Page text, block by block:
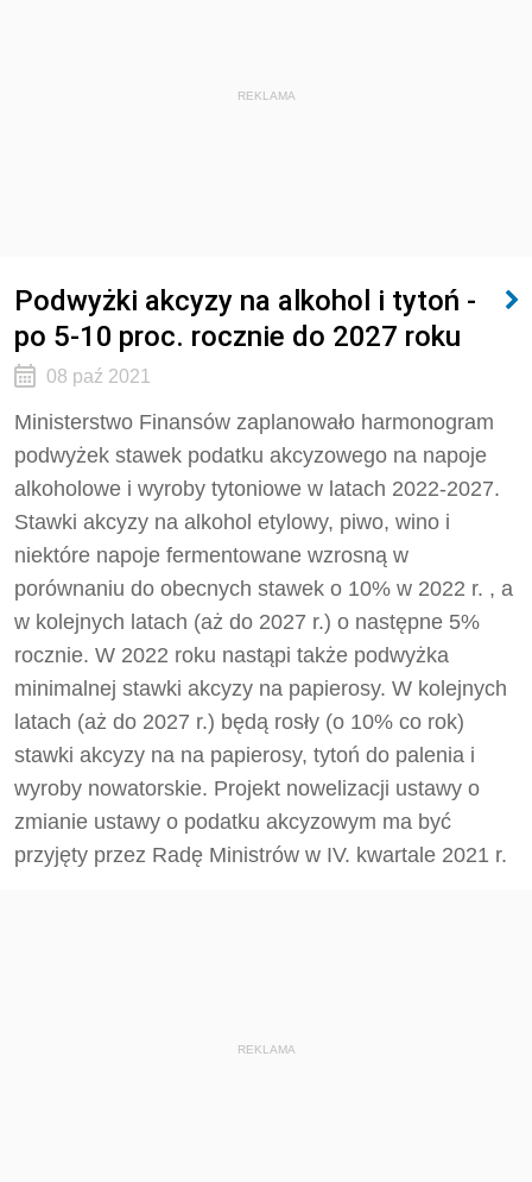
REKLAMA
Podwyżki akcyzy na alkohol i tytoń -
po 5-10 proc. rocznie do 2027 roku
08 paź 2021
Ministerstwo Finansów zaplanowało harmonogram
podwyżek stawek podatku akcyzowego na napoje
alkoholowe i wyroby tytoniowe w latach 2022-2027.
Stawki akcyzy na alkohol etylowy, piwo, wino i
niektóre napoje fermentowane wzrosną w
porównaniu do obecnych stawek o 10% w 2022 r. , a
w kolejnych latach (aż do 2027 r.) o następne 5%
rocznie. W 2022 roku nastąpi także podwyżka
minimalnej stawki akcyzy na papierosy. W kolejnych
latach (aż do 2027 r.) będą rosły (o 10% co rok)
stawki akcyzy na na papierosy, tytoń do palenia i
wyroby nowatorskie. Projekt nowelizacji ustawy o
zmianie ustawy o podatku akcyzowym ma być
przyjęty przez Radę Ministrów w IV. kwartale 2021 r.
REKLAMA